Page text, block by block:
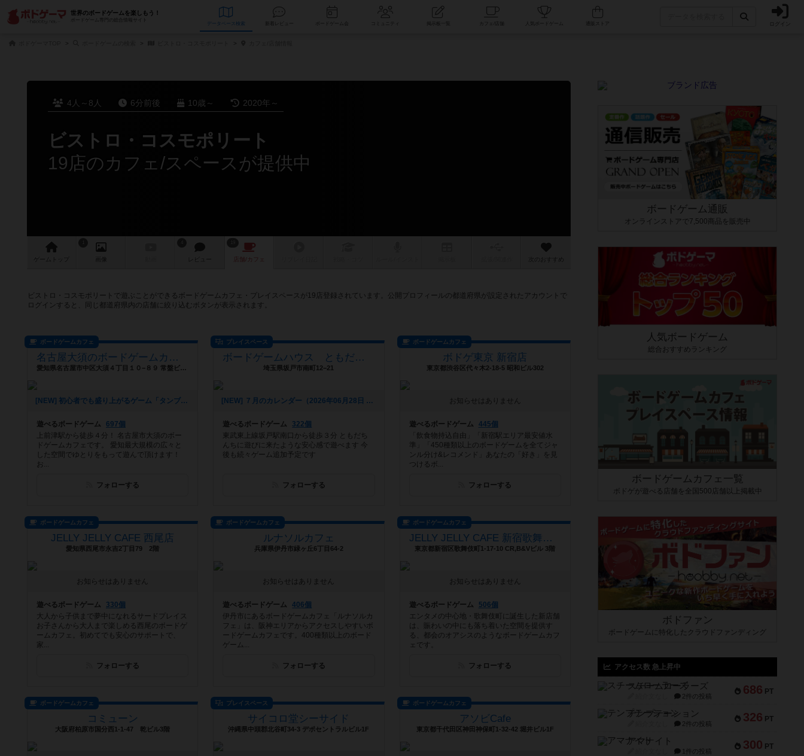
世界のボードゲームを楽しもう！
ボードゲーム専門の総合情報サイト
データベース コミュニティ 人気ボードゲーム ログイン
4人～8人 6分前後 10歳～ 2020年～
ビストロ・コスモポリート
19店のカフェ/スペースが提供中
ゲーム 画像 レビュー 店舗/ カフェ 次のおすすめ
ビストロ・コスモポリートで遊ぶことができるボードゲームカフェ・プレイスペースが19店登録されています。公開プロフィールの都道府県が設定されたアカウントで
ログインすると、同じ都道府県内の店舗に絞り込むボタンが表示されます。
ボードゲームカフェ
名古屋大須のボードゲームカフェ Board Game's
愛知県名古屋市中区大須４丁目１０−８９ 常盤ビル３階
[NEW] 初心者でも盛り上がるゲーム「タンブリンダイス」（2026年07月17日 14時05分）
遊べるボードゲーム
697個
上前津駅から徒歩４分！ 名古屋市大須のボー
ドゲームカフェです。 愛知最大規模の広々と
した空間でゆとりをもって遊んで頂けます！
お...
フォローする
プレイスペース
ボードゲームハウス ともだちんち
埼玉県坂戸市南町12−21
[NEW] ７月のカレンダー（2026年06月28日 18時26分）
遊べるボードゲーム
322個
東武東上線坂戸駅南口から徒歩３分 ともだち
んちに遊びに来たような安心感で遊べます 今
後も続々ゲーム追加予定です
フォローする
ボードゲームカフェ
ボドゲ東京 新宿店
東京都渋谷区代々木2-18-5 昭和ビル302
お知らせはありません
遊べるボードゲーム
445個
「飲食物持込自由」「新宿駅エリア最安値水
準」「450種類以上のボードゲームを全てジャ
ンル分け&レコメンド」あなたの「好き」を見
つけるボ...
フォローする
ボードゲームカフェ
JELLY JELLY CAFE 西尾店
愛知県西尾市永吉2丁目79 2階
お知らせはありません
遊べるボードゲーム
330個
大人から子供まで夢中になれるサードプレイス
お子さんから大人まで楽しめる西尾のボードゲ
ームカフェ。初めてでも安心のサポートで、
家...
フォローする
ボードゲームカフェ
ルナソルカフェ
兵庫県伊丹市緑ヶ丘6丁目64-2
お知らせはありません
遊べるボードゲーム
406個
伊丹市にあるボードゲームカフェ「ルナソルカ
フェ」は、阪神エリアからアクセスしやすいボ
ードゲームカフェです。400種類以上のボード
ゲーム...
フォローする
ボードゲームカフェ
JELLY JELLY CAFE 新宿歌舞伎町店
東京都新宿区歌舞伎町1-17-10 CR,B&Vビル 3階
お知らせはありません
遊べるボードゲーム
506個
エンタメの中心地・歌舞伎町に誕生した新店舗
は、賑わいの中にも落ち着いた空間を提供す
る、都会のオアシスのようなボードゲームカフ
ェです。
フォローする
ボードゲームカフェ
コミューン
大阪府柏原市国分西1-1-47 乾ビル3階
プレイスペース
サイコロ堂シーサイド
沖縄県中頭郡北谷町34-3 デポセントラルビル1F
ボードゲームカフェ
アソビCafe
東京都千代田区神田神保町1-32-42 堀井ビル1F
ボードゲーム通販
オンラインストアで7,500商品を販売中
人気ボードゲーム
総合おすすめランキング
ボードゲームカフェ一覧
ボドゲが遊べる店舗を全国500店舗以上掲載中
ボドファン
ボードゲームに特化したクラウドファンディング
アクセス数 急上昇中
686 PT
スチームローラーズ
2件の投稿
326 PT
テンプテーション
2件の投稿
300 PT
アマナイト
1件の投稿